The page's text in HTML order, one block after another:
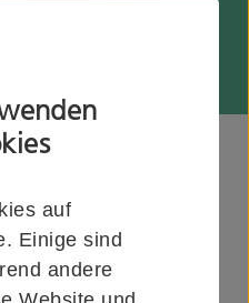
auf
Einige sind
andere
Kristian Woelm.
KWS
Fördertechnik